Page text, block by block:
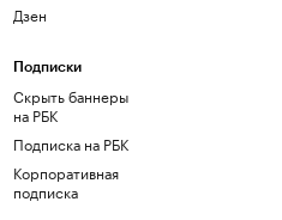
Дзен
Подписки
Скрыть баннеры
на РБК
Подписка на РБК
Корпоративная
подписка